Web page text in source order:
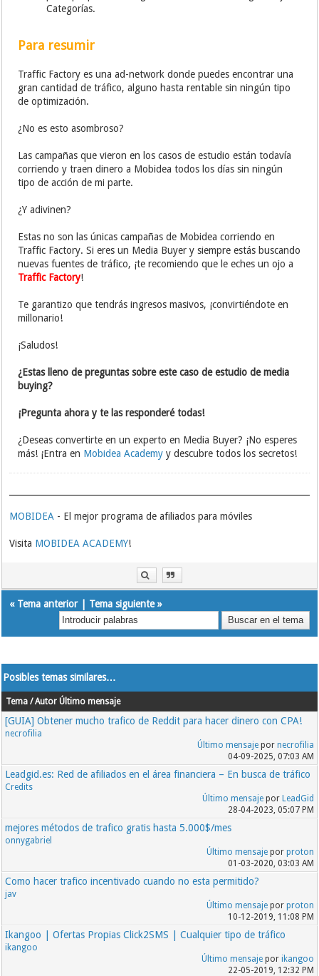
Categorías.
Para resumir
Traffic Factory es una ad-network donde puedes encontrar una
gran cantidad de tráfico, alguno hasta rentable sin ningún tipo
de optimización.
¿No es esto asombroso?
Las campañas que vieron en los casos de estudio están todavía
corriendo y traen dinero a Mobidea todos los días sin ningún
tipo de acción de mi parte.
¿Y adivinen?
Estas no son las únicas campañas de Mobidea corriendo en
Traffic Factory. Si eres un Media Buyer y siempre estás buscando
nuevas fuentes de tráfico, ¡te recomiendo que le eches un ojo a
Traffic Factory!
Te garantizo que tendrás ingresos masivos, ¡convirtiéndote en
millonario!
¡Saludos!
¿Estas lleno de preguntas sobre este caso de estudio de media
buying?
¡Pregunta ahora y te las responderé todas!
¿Deseas convertirte en un experto en Media Buyer? ¡No esperes
más! ¡Entra en Mobidea Academy y descubre todos los secretos!
MOBIDEA - El mejor programa de afiliados para móviles
Visita MOBIDEA ACADEMY!
« Tema anterior| Tema siguiente»
Posibles temas similares…
Tema / Autor Último mensaje
[GUIA] Obtener mucho trafico de Reddit para hacer dinero con CPA!
necrofilia
Último mensajepor necrofilia
04-09-2025, 07:03 AM
Leadgid.es: Red de afiliados en el área financiera – En busca de tráfico
Credits
Último mensajepor LeadGid
28-04-2023, 05:07 PM
mejores métodos de trafico gratis hasta 5.000$/mes
onnygabriel
Último mensajepor proton
01-03-2020, 03:03 AM
Como hacer trafico incentivado cuando no esta permitido?
jav
Último mensajepor proton
10-12-2019, 11:08 PM
Ikangoo | Ofertas Propias Click2SMS | Cualquier tipo de tráfico
ikangoo
Último mensajepor ikangoo
22-05-2019, 12:32 PM